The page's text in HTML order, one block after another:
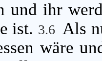
und ihr
ist. 3.6 Als
wäre